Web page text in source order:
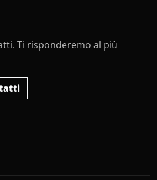
Ti risponderemo al più